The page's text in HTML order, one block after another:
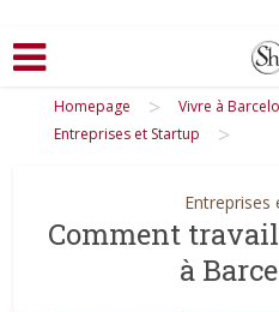
Homepage > Vivre à
Entreprises et Startup >
Entreprises
Comment
à